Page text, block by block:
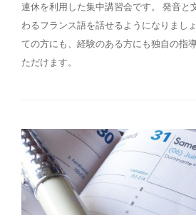
連休を利用した集中講習会です。 発音と
わるフランス語を話せるようになりまし
ての方にも、経験のある方にも独自の指
ただけます。